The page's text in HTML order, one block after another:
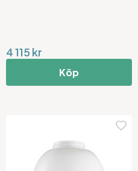
4 115 kr
Köp